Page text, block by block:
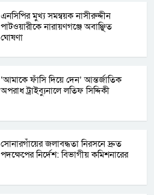
এনসিপির মুখ্য সমন্বয়ক নাসীরুদ্দীন
পাটওয়ারীকে নারায়ণগঞ্জে অবাঞ্ছিত
ঘোষণা
‘আমাকে ফাঁসি দিয়ে দেন’ আন্তর্জাতিক
অপরাধ ট্রাইব্যুনালে লতিফ সিদ্দিকী
সোনারগাঁয়ের জলাবদ্ধতা নিরসনে দ্রুত
পদক্ষেপের নির্দেশ: বিভাগীয় কমিশনারের